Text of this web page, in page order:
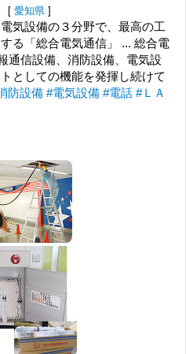
[ 愛知県 ]
気設備の３分野で、最高の工
る「総合電気通信」 ... 総合電
通信設備、消防設備、電気設
としての機能を発揮し続けて
防設備 #電気設備 #電話 #ＬＡ